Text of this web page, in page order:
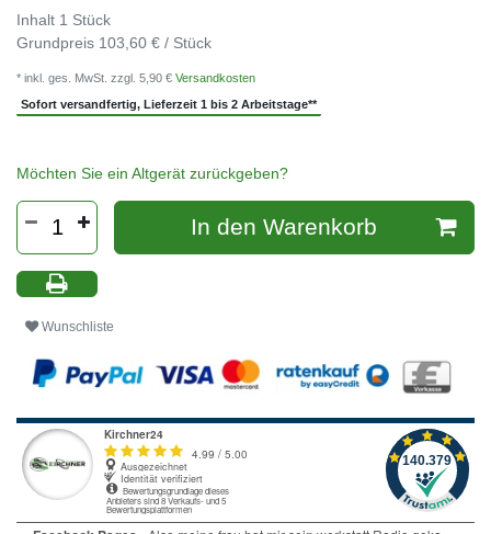
Inhalt 1 Stück
Grundpreis 103,60 € / Stück
* inkl. ges. MwSt. zzgl. 5,90 € Versandkosten
Sofort versandfertig, Lieferzeit 1 bis 2 Arbeitstage**
Möchten Sie ein Altgerät zurückgeben?
In den Warenkorb
Wunschliste